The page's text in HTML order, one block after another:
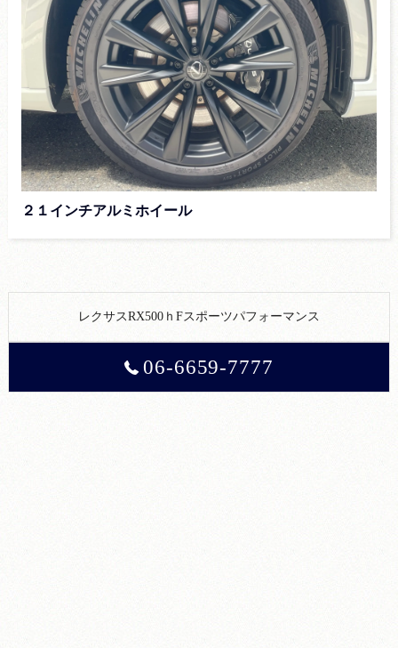
２１インチアルミホイール
レクサスRX500ｈFスポーツパフォーマンス
06-6659-7777